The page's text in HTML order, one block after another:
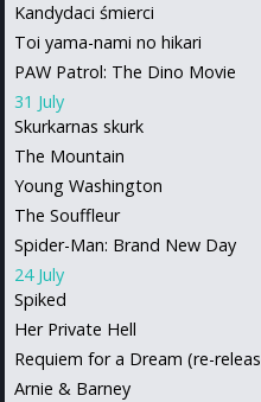
Kandydaci śmierci
Toi yama-nami no hikari
PAW Patrol: The Dino Movie
31 July
Skurkarnas skurk
The Mountain
Young Washington
The Souffleur
Spider-Man: Brand New Day
24 July
Spiked
Her Private Hell
Requiem for a Dream (re-
Arnie & Barney